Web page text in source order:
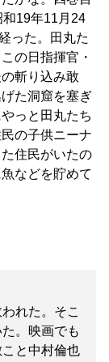
和19年11月24
った。田丸た
の日指揮官・
斬り込み敢
た洞窟を塞ぎ
っと田丸たち
の子供ニーナ
住民がいたの
などを貯めて
れた。そこ
。映画でも
と中村倫也